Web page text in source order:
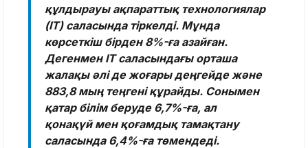
құлдырауы ақпараттық технологиялар
(IT) саласында тіркелді. Мұнда
көрсеткіш бірден 8%-ға азайған.
Дегенмен IT саласындағы орташа
жалақы әлі де жоғары деңгейде және
883,8 мың теңгені құрайды. Сонымен
қатар білім беруде 6,7%-ға, ал
қонақүй мен қоғамдық тамақтану
саласында 6,4%-ға төмендеді.